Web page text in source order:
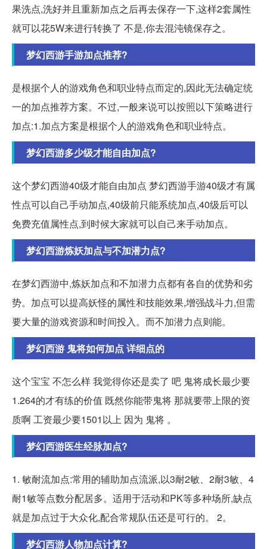
果洗点,洗好并且重新加点之后再去保存一下,这样2套属性
就可以花5W来进行转换了 不是,你去混沌镜保存之。
梦幻西游手游加点推荐?
是根据个人的游戏角色和职业特点而定的,因此无法确定统
一的加点推荐方案。不过,一般来说可以按照以下策略进行
加点:1.加点方案是根据个人的游戏角色和职业特点。
梦幻西游多少级才能自由加点?
这个梦幻西游40级才能自由加点 梦幻西游手游40级才有属
性点可以自己手动加点,40级前只能系统加点,40级后可以
免费充值属性点,到时候大家就可以自己来手动加点。
梦幻西游炼妖加点与不加潜力点?
在梦幻西游中,炼妖加点和不加潜力点都有各自的优势和劣
势。加点可以提高妖怪的属性和技能效果,增强战斗力,但需
要大量的游戏资源和时间投入。而不加潜力点则能。
梦幻西游 鬼将如何加点 详细点的
这个宝宝 不怎么样 我觉得你还是卖了 吧 鬼将成长最少要
1.264的才有练的价值 既然你能带鬼将 那就要带上限的资
质啊 工资最少要1501以上 因为 鬼将 。
梦幻西游医生经脉加点?
1. 敏耐流加点:常用的辅助加点流派,以3耐2敏、2耐3敏、4
耐1敏等点数分配居多。适用于活动和PK等多种场所,缺点
就是加点过于大众化,配合常规队伍还是可行的。 2。
梦幻西游人物加点计算?